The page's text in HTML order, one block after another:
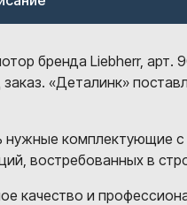
бренда Liebherr,
«Деталинк»
нужные комплектующие
востребованных в
качество и